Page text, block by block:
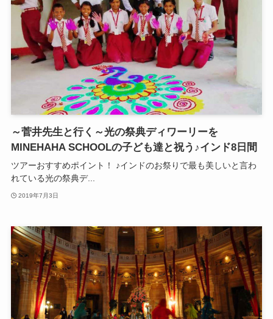
～菅井先生と行く～光の祭典ディワーリーを
MINEHAHA SCHOOLの子ども達と祝う♪インド8日間
ツアーおすすめポイント！ ♪インドのお祭りで最も美しいと言わ
れている光の祭典デ...
2019年7月3日